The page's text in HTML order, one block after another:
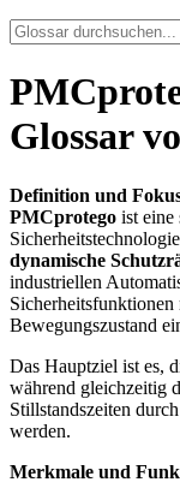
Glossar
Definition und
PMCprotego ist eine
dynamische
industriellen
Sicherheitsfunktionen
Bewegungszustand
Das Hauptziel ist es,
während gleichzeitig
Stillstandszeiten
werden.
Merkmale und